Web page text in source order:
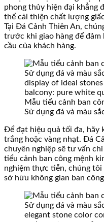
phong thủy hiện đại khẳng
thể cải thiện chất lượng
Tại Đá Cảnh Thiên An,
trước khi giao hàng để đảm
cầu của khách hàng.
Mẫu tiểu cảnh ban
Sử dụng đá và màu
Để đạt hiệu quả tối đa, hãy
trắng hoặc vàng nhạt. Đá
chuyên nghiệp sẽ tư vấn
tiểu cảnh ban công mệnh
nghiệm thực tiễn, chúng tôi
sở hữu không gian ban